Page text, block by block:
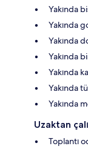
Yakında
Yakında
Yakında
Yakında
Yakında
Yakında
Yakında
Uzaktan
Toplantı